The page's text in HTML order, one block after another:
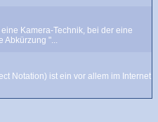
Kamera-Technik, bei der eine
Abkürzung "...
Notation) ist ein vor allem im Internet